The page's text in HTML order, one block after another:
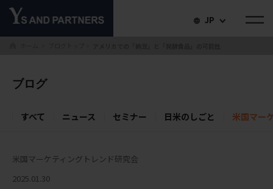
JP
ブログ
すべて ニュース セミナー 日米のしごと 米国マー
米国マーケティングトレンド研究会
2025.01.30